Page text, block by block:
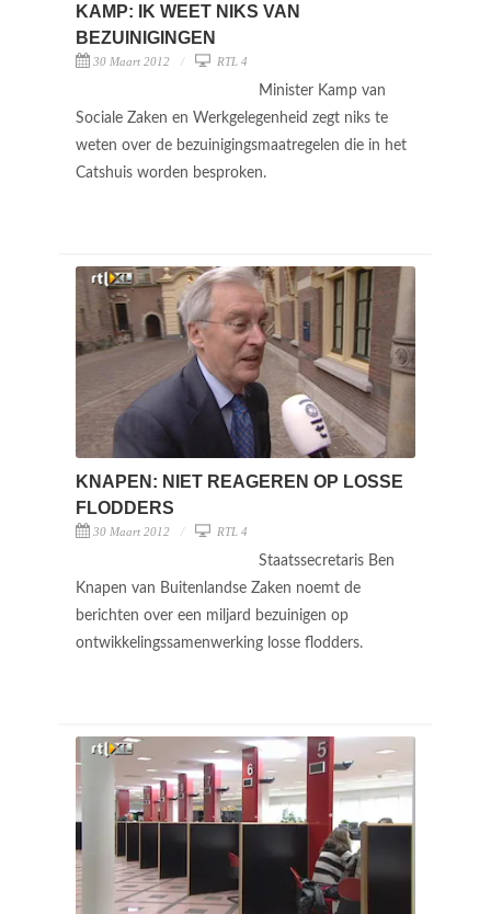
KAMP: IK WEET NIKS VAN
BEZUINIGINGEN
30 Maart 2012 RTL 4
Minister Kamp van
Sociale Zaken en Werkgelegenheid zegt niks te
weten over de bezuinigingsmaatregelen die in het
Catshuis worden besproken.
KNAPEN: NIET REAGEREN OP LOSSE
FLODDERS
30 Maart 2012 RTL 4
Staatssecretaris Ben
Knapen van Buitenlandse Zaken noemt de
berichten over een miljard bezuinigen op
ontwikkelingssamenwerking losse flodders.